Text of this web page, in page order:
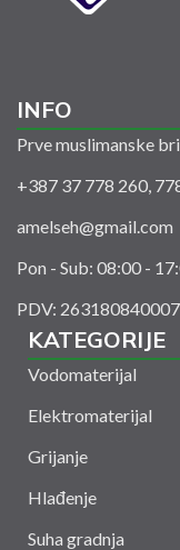
INFO
Prve muslimanske
+387 37 778 260,
amelseh@gmail.com
Pon - Sub: 08:00 -
PDV: 263180840007
KATEGORIJE
Vodomaterijal
Elektromaterijal
Grijanje
Hlađenje
Suha gradnja